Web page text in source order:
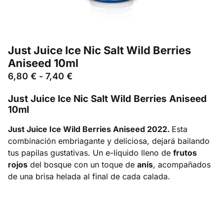
Just Juice Ice Nic Salt Wild Berries
Aniseed 10ml
6,80 € - 7,40 €
Just Juice Ice Nic Salt Wild Berries Aniseed
10ml
Just Juice Ice Wild Berries Aniseed 2022. Esta
combinación embriagante y deliciosa, dejará bailando
tus papilas gustativas. Un e-líquido lleno de frutos
rojos del bosque con un toque de anís, acompañados
de una brisa helada al final de cada calada.